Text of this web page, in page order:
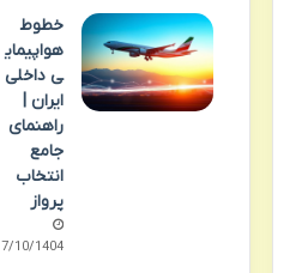
خطوط
هواپیمای
ی داخلی
ایران |
راهنمای
جامع
انتخاب
پرواز
07/10/1404